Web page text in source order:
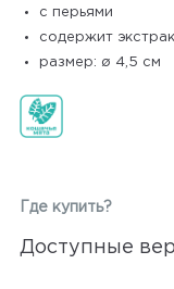
с перьями
содержит
размер: ø 4,5 см
Где купить?
Доступные